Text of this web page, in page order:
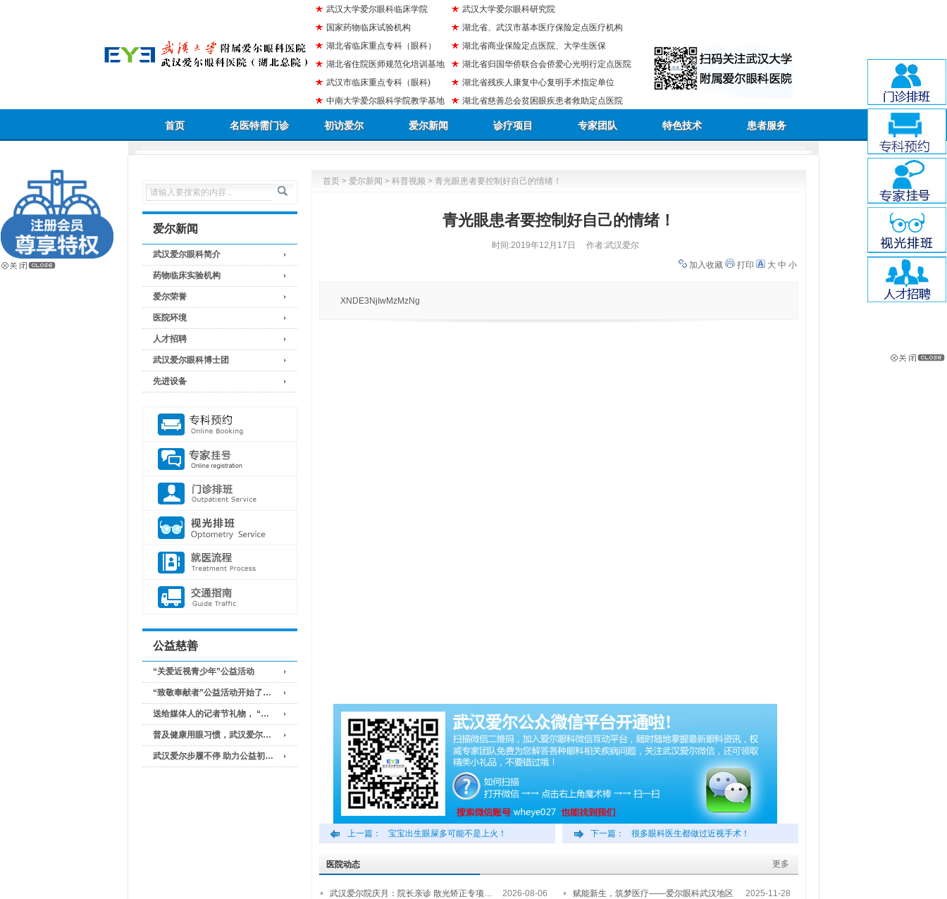
武汉大学爱尔眼科临床学院
国家药物临床试验机构
湖北省临床重点专科（眼科）
湖北省住院医师规范化培训基地
武汉市临床重点专科（眼科)
中南大学爱尔眼科学院教学基地
武汉大学爱尔眼科研究院
湖北省、武汉市基本医疗保险定点医疗机构
湖北省商业保险定点医院、大学生医保
湖北省归国华侨联合会侨爱心光明行定点医院
湖北省残疾人康复中心复明手术指定单位
湖北省慈善总会贫困眼疾患者救助定点医院
首页 名医特需门诊 初访爱尔 爱尔新闻 诊疗项目 专家团队 特色技术 患者服务
爱尔新闻
武汉爱尔眼科简介
药物临床实验机构
爱尔荣誉
医院环境
人才招聘
武汉爱尔眼科博士团
先进设备
公益慈善
“关爱近视青少年”公益活动
“致敬奉献者”公益活动开始了…
送给媒体人的记者节礼物， “…
普及健康用眼习惯，武汉爱尔…
武汉爱尔步履不停 助力公益初…
首页 > 爱尔新闻 > 科普视频 > 青光眼患者要控制好自己的情绪！
青光眼患者要控制好自己的情绪！
时间:2019年12月17日
作者:武汉爱尔
加入收藏
打印 大 中 小
XNDE3NjIwMzMzNg
上一篇： 宝宝出生眼屎多可能不是上火！ 下一篇： 很多眼科医生都做过近视手术！
更多
医院动态
武汉爱尔院庆月：院长亲诊 散光矫正专项… 2026-08-06 赋能新生，筑梦医疗——爱尔眼科武汉地区 2025-11-28